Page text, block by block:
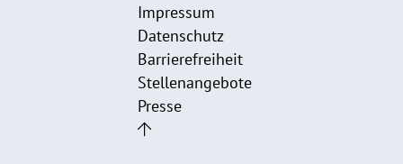
Impressum
Datenschutz
Barrierefreiheit
Stellenangebote
Presse